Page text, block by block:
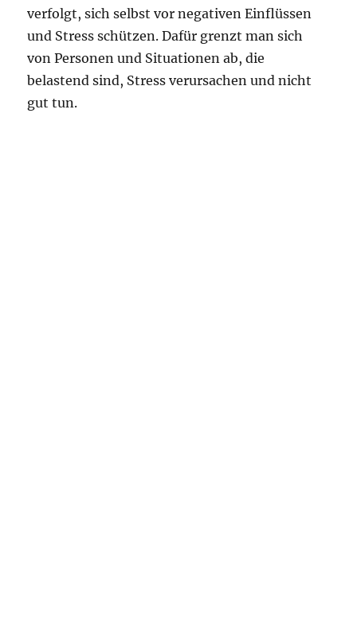
verfolgt, sich selbst vor negativen Einflüssen
und Stress schützen. Dafür grenzt man sich
von Personen und Situationen ab, die
belastend sind, Stress verursachen und nicht
gut tun.